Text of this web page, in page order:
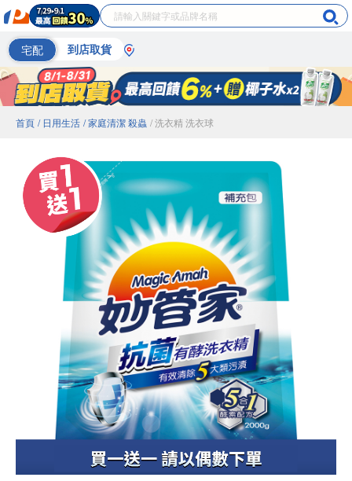
宅配 到店取貨
首頁 / 日用生活 / 家庭清潔 殺蟲 / 洗衣精 洗衣球